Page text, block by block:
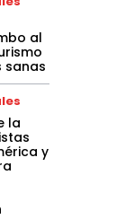
al
sanas
la
y